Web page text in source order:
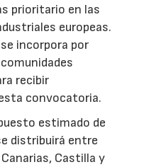
prioritario en las
europeas.
incorpora por
recibir
convocatoria.
estimado de
distribuirá entre
Castilla y